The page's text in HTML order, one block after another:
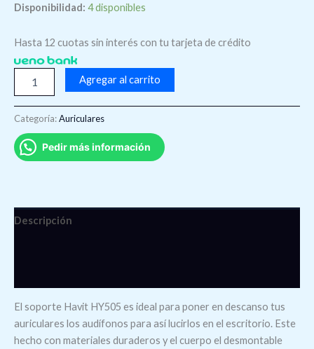
Disponibilidad: 4 disponibles
Hasta 12 cuotas sin interés con tu tarjeta de crédito
Agregar al carrito
Categoría:Auriculares
Pedir más información
Descripción
El soporte Havit HY505 es ideal para poner en descanso tus
auriculares los audífonos para así lucirlos en el escritorio. Este
hecho con materiales duraderos y el cuerpo el desmontable